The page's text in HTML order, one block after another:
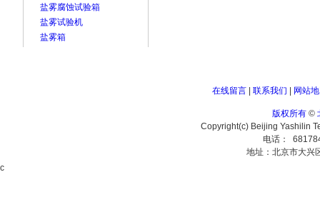
盐雾腐蚀试验箱
盐雾试验机
盐雾箱
在线留言| 联系我们 网站
版权所有©
Copyright(c) Beijing Yashilin
电话：
地址：北京市大兴
c